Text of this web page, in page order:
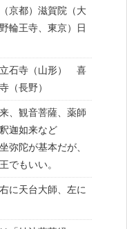
京都）滋賀院（大
輪王寺、東京）日
石寺（山形） 喜
（長野）
、観音菩薩、薬師
迦如来など
弥陀が基本だが、
でもいい。
に天台大師、左に